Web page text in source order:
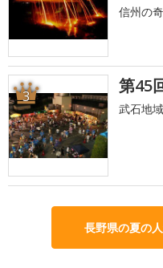
信州の
3 第45
武石地
長野県の夏の